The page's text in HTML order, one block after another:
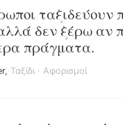
ταξιδεύουν
δεν ξέρω αν
πράγματα.
, Ταξίδι · Αφορισμοί